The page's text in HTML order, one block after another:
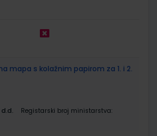
mapa s kolažnim papirom za 1. i 2.
d.d.
Registarski broj ministarstva: